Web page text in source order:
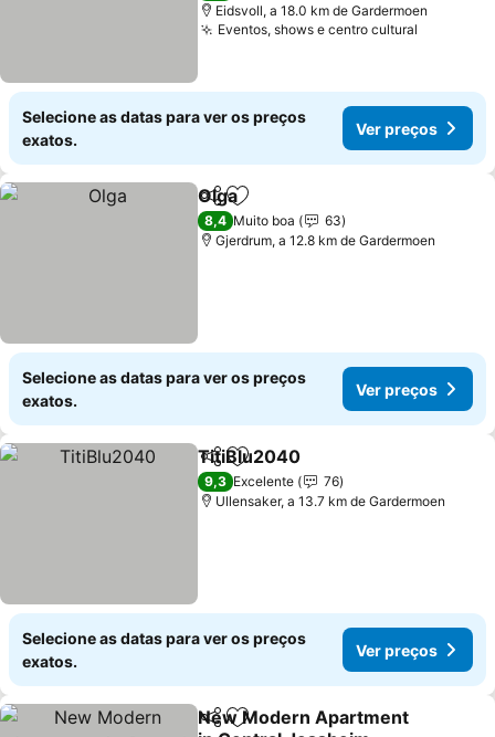
Eidsvoll, a 18.0 km de Gardermoen
Eventos, shows e centro cultural
Selecione as datas para ver os preços
exatos.
Ver preços
PartilharAdicionar aos favoritos
Olga
8,4 Muito boa
63
Gjerdrum, a 12.8 km de Gardermoen
Selecione as datas para ver os preços
exatos.
Ver preços
PartilharAdicionar aos favoritos
TitiBlu2040
9,3 Excelente
76
Ullensaker, a 13.7 km de Gardermoen
Selecione as datas para ver os preços
exatos.
Ver preços
PartilharAdicionar aos favoritos
New Modern Apartment